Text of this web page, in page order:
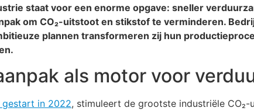
staat voor een enorme opgave: sneller
om CO₂-uitstoot en stikstof te verminderen.
plannen transformeren zij hun
als motor voor
gestart in 2022, stimuleert de grootste industriële